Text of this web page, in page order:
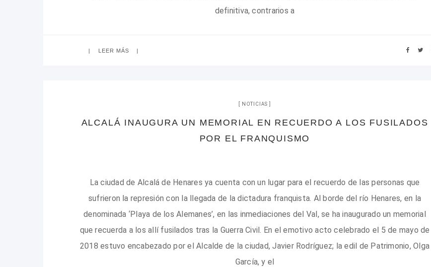
definitiva, contrarios a
LEER MÁS
NOTICIAS
ALCALÁ INAUGURA UN MEMORIAL EN RECUERDO A LOS FUSILADOS
POR EL FRANQUISMO
La ciudad de Alcalá de Henares ya cuenta con un lugar para el recuerdo de las personas que
sufrieron la represión con la llegada de la dictadura franquista. Al borde del río Henares, en la
denominada ‘Playa de los Alemanes’, en las inmediaciones del Val, se ha inaugurado un memorial
que recuerda a los allí fusilados tras la Guerra Civil. En el emotivo acto celebrado el 5 de mayo de
2018 estuvo encabezado por el Alcalde de la ciudad, Javier Rodríguez; la edil de Patrimonio, Olga
García, y el